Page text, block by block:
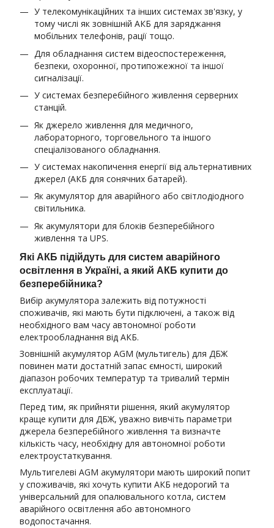
У телекомунікаційних та інших системах зв'язку, у
тому числі як зовнішній АКБ для заряджання
мобільних телефонів, рації тощо.
Для обладнання систем відеоспостереження,
безпеки, охоронної, протипожежної та іншої
сигналізації.
У системах безперебійного живлення серверних
станцій.
Як джерело живлення для медичного,
лабораторного, торговельного та іншого
спеціалізованого обладнання.
У системах накопичення енергії від альтернативних
джерел (АКБ для сонячних батарей).
Як акумулятор для аварійного або світлодіодного
світильника.
Як акумулятори для блоків безперебійного
живлення та UPS.
Які АКБ підійдуть для систем аварійного
освітлення в Україні, а який АКБ купити до
безперебійника?
Вибір акумулятора залежить від потужності
споживачів, які мають бути підключені, а також від
необхідного вам часу автономної роботи
електрообладнання від АКБ.
Зовнішній акумулятор AGM (мультигель) для ДБЖ
повинен мати достатній запас ємності, широкий
діапазон робочих температур та тривалий термін
експлуатації.
Перед тим, як прийняти рішення, який акумулятор
краще купити для ДБЖ, уважно вивчіть параметри
джерела безперебійного живлення та визначте
кількість часу, необхідну для автономної роботи
електроустаткування.
Мультигелеві AGM акумулятори мають широкий попит
у споживачів, які хочуть купити АКБ недорогий та
універсальний для опалювального котла, систем
аварійного освітлення або автономного
водопостачання.